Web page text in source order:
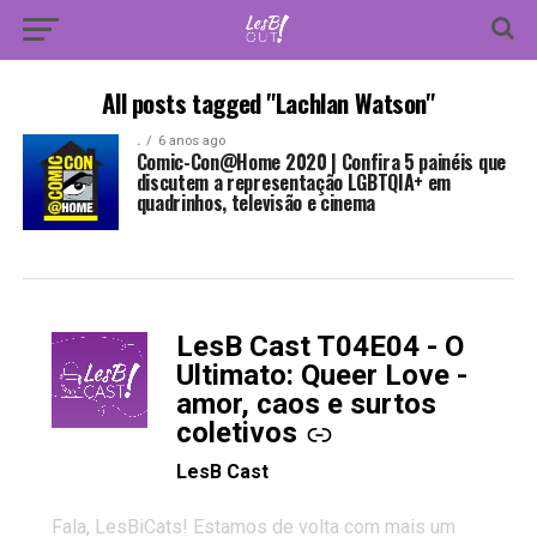
All posts tagged "Lachlan Watson"
. 6 anos ago
Comic-Con@Home 2020 | Confira 5 painéis que
discutem a representação LGBTQIA+ em
quadrinhos, televisão e cinema
LesB Cast T04E04 - O
Ultimato: Queer Love -
amor, caos e surtos
coletivos
-
LesB Cast
Fala, LesBiCats! Estamos de volta com mais um